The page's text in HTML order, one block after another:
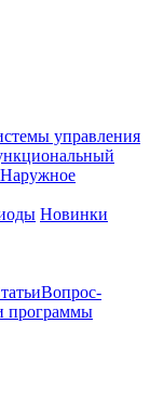
управления
Наружное
Новинки
Вопрос-
программы